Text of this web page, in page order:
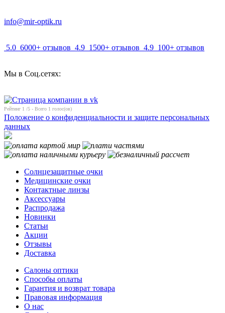
info@mir-optik.ru
5.0 6000+ отзывов 4.9 1500+ отзывов 4.9 100+ отзывов
Мы в Соц.сетях:
Рейтинг 1 /5 - Всего 1 голос(ов)
Положение о конфиденциальности и защите персональных
данных
Солнцезащитные очки
Медицинские очки
Контактные линзы
Аксессуары
Распродажа
Новинки
Статьи
Акции
Отзывы
Доставка
Салоны оптики
Способы оплаты
Гарантия и возврат товара
Правовая информация
О нас